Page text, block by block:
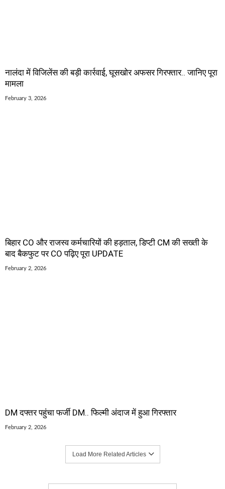
नालंदा में विजिलेंस की बड़ी कार्रवाई, घूसखोर अफसर गिरफ्तार.. जानिए पूरा
मामला
February 3, 2026
बिहार CO और राजस्व कर्मचारियों की हड़ताल, डिप्टी CM की सख्ती के
बाद बैकफुट पर CO पढ़िए पूरा UPDATE
February 2, 2026
DM दफ्तर पहुंचा फर्जी DM.. फिल्मी अंदाज में हुआ गिरफ्तार
February 2, 2026
Load More Related Articles